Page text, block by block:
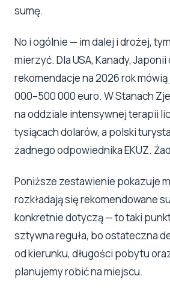
sumę.
No i ogólnie — im dalej i drożej,
mierzyć. Dla USA, Kanady,
rekomendacje na 2026 rok
000–500 000 euro. W Stanach
na oddziale intensywnej terapii
tysiącach dolarów, a polski
żadnego odpowiednika EKUZ.
Poniższe zestawienie pokazuje
rozkładają się rekomendowane
konkretnie dotyczą — to taki
sztywna reguła, bo ostateczna
od kierunku, długości pobytu
planujemy robić na miejscu.